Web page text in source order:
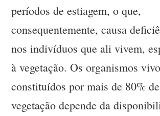
períodos de estiagem, o que,
consequentemente, causa
nos indivíduos que ali vivem,
à vegetação. Os organismos
constituídos por mais de 80%
vegetação depende da